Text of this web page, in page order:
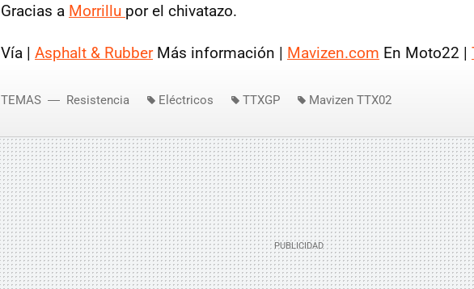
Gracias a Morrillu por el chivatazo.
Vía | Asphalt & RubberMás información | Mavizen.com En Moto22 |
TEMAS Resistencia Eléctricos TTXGP Mavizen TTX02